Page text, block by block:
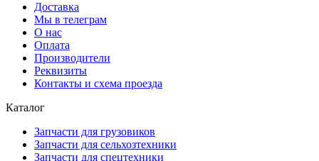
Доставка
Мы в телеграм
О нас
Оплата
Производители
Реквизиты
Контакты и схема проезда
Каталог
Запчасти для грузовиков
Запчасти для сельхозтехники
Запчасти для спецтехники